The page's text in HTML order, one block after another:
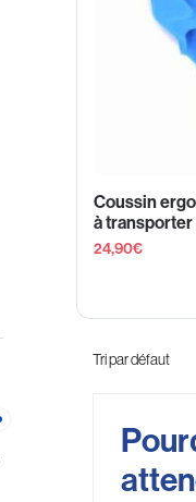
Coussin
à transporter
24,90€